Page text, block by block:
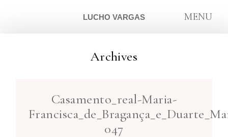
LUCHO VARGAS MENU
Archives
Casamento_real-Maria-
047
SOBRE